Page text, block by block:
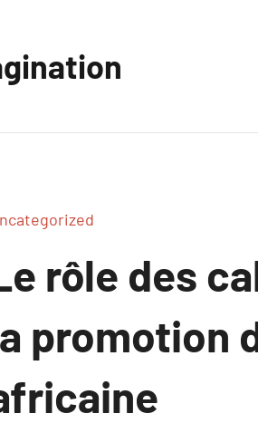
rôle des
promotion